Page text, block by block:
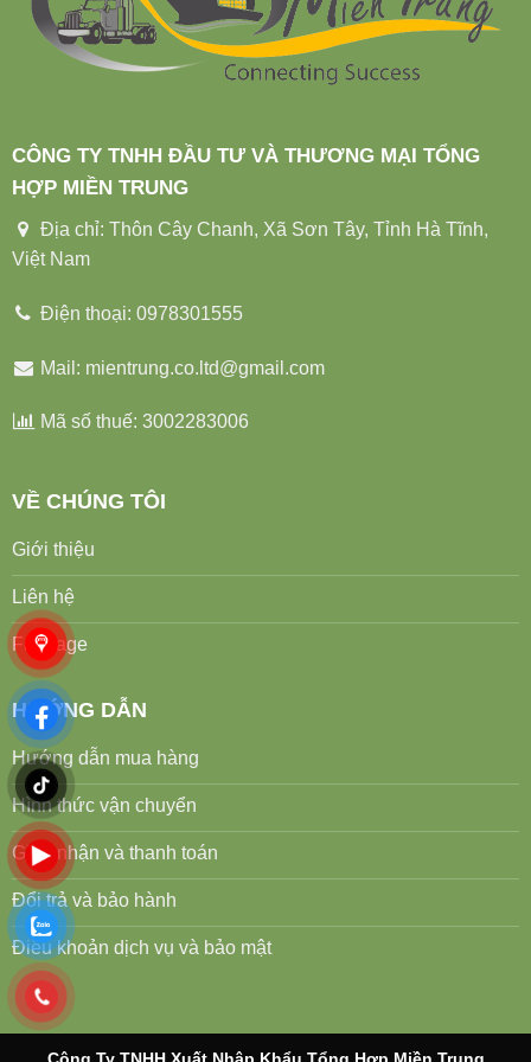
CÔNG TY TNHH ĐẦU TƯ VÀ THƯƠNG MẠI TỔNG
HỢP MIỀN TRUNG
Địa chỉ: Thôn Cây Chanh, Xã Sơn Tây, Tỉnh Hà Tĩnh,
Việt Nam
Điện thoại: 0978301555
Mail: mientrung.co.ltd@gmail.com
Mã số thuế: 3002283006
VỀ CHÚNG TÔI
Giới thiệu
Liên hệ
Fanpage
HƯỚNG DẪN
Hướng dẫn mua hàng
Hình thức vận chuyển
Giao nhận và thanh toán
Đổi trả và bảo hành
Điều khoản dịch vụ và bảo mật